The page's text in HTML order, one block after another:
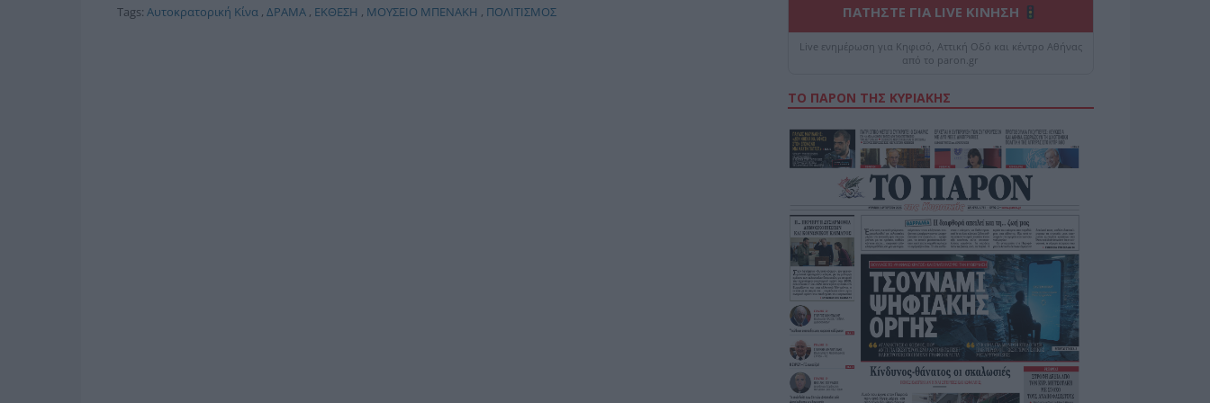
Tags: Αυτοκρατορική Κίνα, ΔΡΑΜΑ, ΕΚΘΕΣΗ , ΜΟΥΣΕΙΟ ΜΠΕΝΑΚΗ , ΠΟΛΙΤΙΣΜΟΣ ΠΑΤΗΣΤΕ ΓΙΑ LIVE ΚΙΝΗΣΗ
Live ενημέρωση για Κηφισό, Αττική Οδό και κέντρο Αθήνας
από το paron.gr
ΤΟ ΠΑΡΟΝ ΤΗΣ ΚΥΡΙΑΚΗΣ